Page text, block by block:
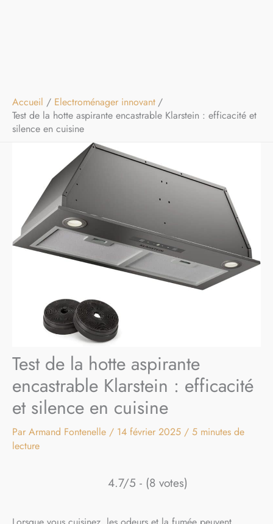
Accueil
Electroménager innovant
Test de la hotte aspirante encastrable Klarstein : efficacité et
silence en cuisine
Test de la hotte aspirante
encastrable Klarstein : efficacité
et silence en cuisine
Par Armand Fontenelle / 14 février 2025 / 5 minutes de
lecture
4.7/5 - (8 votes)